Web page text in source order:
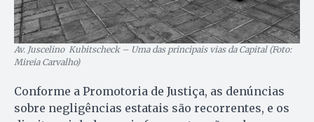
Av. Juscelino Kubitscheck – Uma das principais vias da Capital (Foto:
Mireia Carvalho)
Conforme a Promotoria de Justiça, as denúncias
sobre negligências estatais são recorrentes, e os